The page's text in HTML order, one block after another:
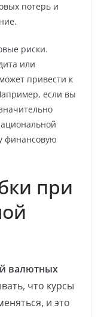
потерь и
риски.
или
привести к
если вы
финансовую
при
валютных
что курсы
и это